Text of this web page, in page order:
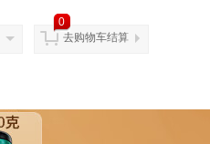
0
去购物车结算